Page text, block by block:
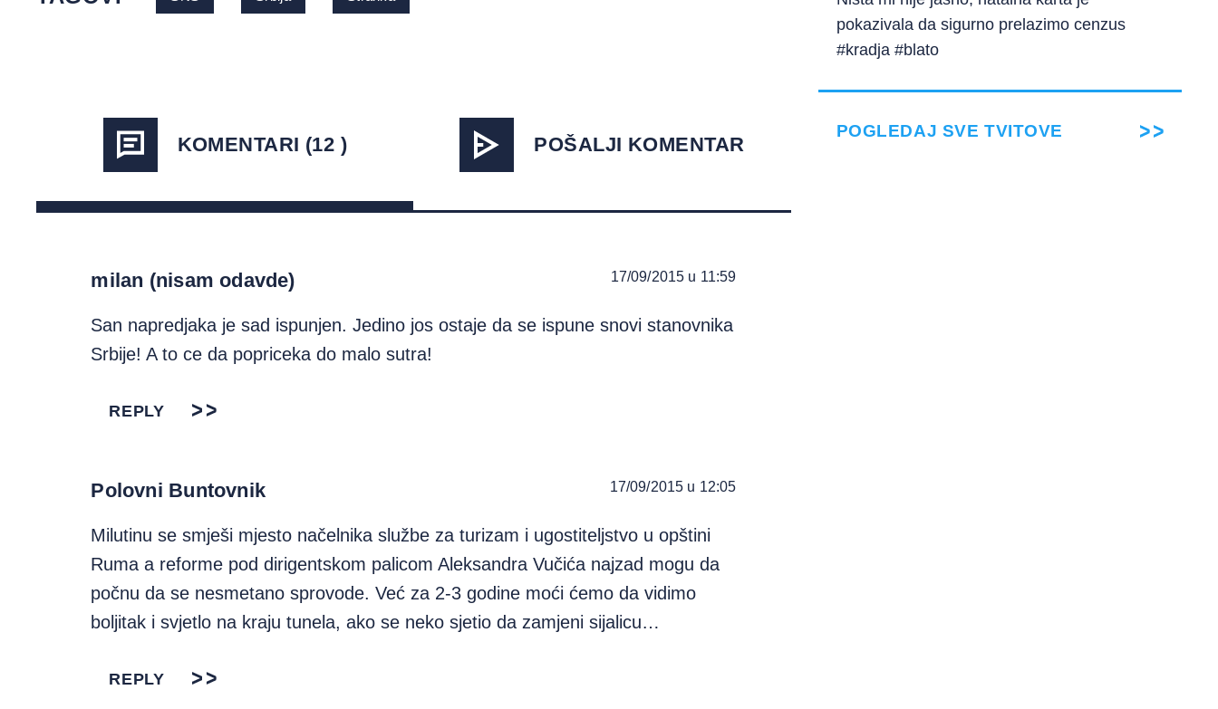
KOMENTARI (12 ) POŠALJI KOMENTAR
milan (nisam odavde) 17/09/2015 u 11:59
San napredjaka je sad ispunjen. Jedino jos ostaje da se ispune snovi stanovnika
Srbije! A to ce da popriceka do malo sutra!
REPLY
Polovni Buntovnik 17/09/2015 u 12:05
Milutinu se smješi mjesto načelnika službe za turizam i ugostiteljstvo u opštini
Ruma a reforme pod dirigentskom palicom Aleksandra Vučića najzad mogu da
počnu da se nesmetano sprovode. Već za 2-3 godine moći ćemo da vidimo
boljitak i svjetlo na kraju tunela, ako se neko sjetio da zamjeni sijalicu…
REPLY
pokazivala da sigurno prelazimo cenzus
#kradja #blato
POGLEDAJ SVE TVITOVE